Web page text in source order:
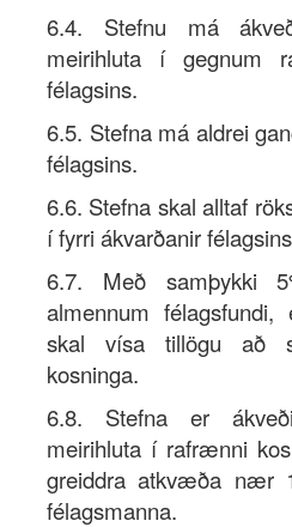
6.4. Stefnu má
meirihluta í gegnum
félagsins.
6.5. Stefna má aldrei
félagsins.
6.6. Stefna skal alltaf
í fyrri ákvarðanir
6.7. Með samþykki
almennum
skal vísa tillögu að
kosninga.
6.8. Stefna er
meirihluta í rafrænni
greiddra atkvæða nær
félagsmanna.